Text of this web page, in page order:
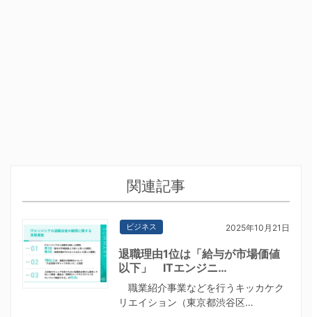
関連記事
ビジネス 2025年10月21日
退職理由1位は「給与が市場価値
以下」 ITエンジニ…
職業紹介事業などを行うキッカケク
リエイション（東京都渋谷区…